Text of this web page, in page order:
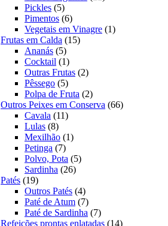
Pickles 55
produtos
Pimentos 66
produtos
Vegetais em Vinagre 11
Frutas em Calda 1515
Ananás 55
produtos
Cocktail 11
produto
Outras Frutas 22
Pêssego 55
produtos
Polpa de Fruta 22
produtos
Outros Peixes em Conserva 6666
Cavala 1111
Lulas 88
produtos
Mexilhão 11
Petinga 77
produtos
Polvo, Pota 55
Sardinha 2626
Patés 1919
produtos
Outros Patés 44
produtos
Paté de Atum 77
produtos
Paté de Sardinha 77
produtos
Refeições prontas enlatadas 1414